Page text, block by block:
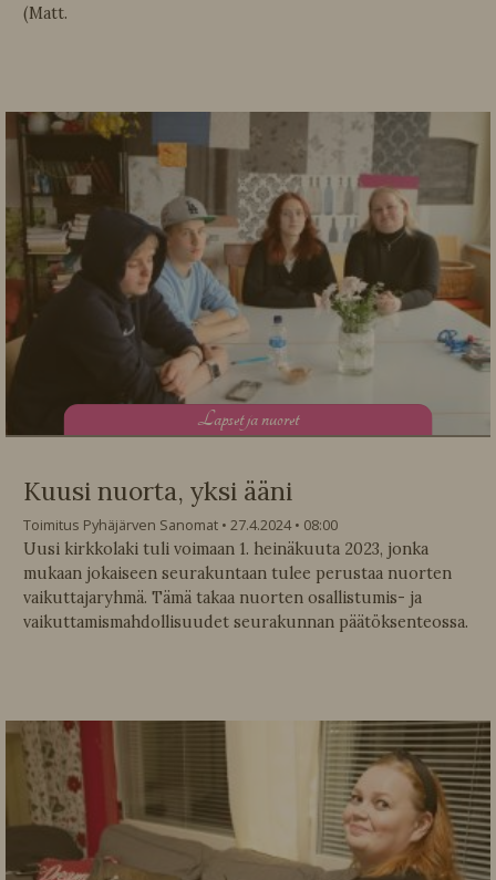
(Matt.
Lapset ja nuoret
Kuusi nuorta, yksi ääni
Toimitus Pyhäjärven Sanomat 27.4.2024
08:00
Uusi kirkkolaki tuli voimaan 1. heinäkuuta 2023, jonka
mukaan jokaiseen seurakuntaan tulee perustaa nuorten
vaikuttajaryhmä. Tämä takaa nuorten osallistumis- ja
vaikuttamismahdollisuudet seurakunnan päätöksenteossa.